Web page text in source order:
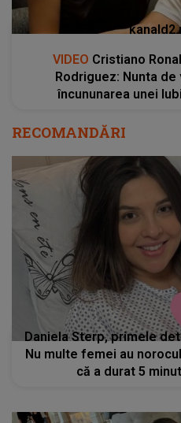
VIDEO Cristiano
Rodriguez: Nunta de
încununarea unei
RECOMANDĂRI
Daniela Sterp, primele
Nu multe femei au
că a durat 5